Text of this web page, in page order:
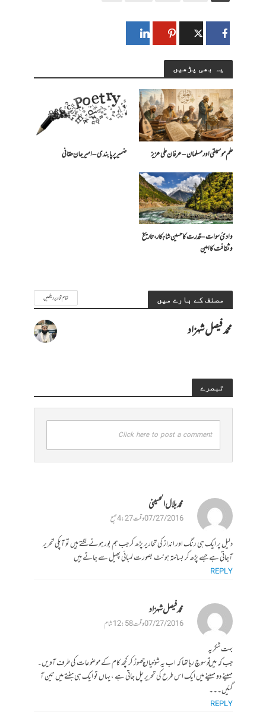
یہ بھی پڑھیں
علم موسیقی اور مسلمان – عرفان علی عزیز ضمیر پر پابندی – امیرجان حقانی
وادیٔ سوات – قدرت کا حسین شاہکار، تاریخ
و ثقافت کا امین
مصنف کے بارے میں تمام تحاریر دیکھیں
محمد فیصل شہزاد
تبصرے
Click here to post a comment
محمدبلال الحسینی
07/27/2016 وقت 4:27 صبح
دلیل پر ایک هی رنگ اور انداز کی تحاریر پڑھ کر جب هم بور هونے لگتے هیں تو آپکی تحریر
آجاتی هے جسے پڑھ کر بساخته هونٹ بصورت لمبائی پھیل سے جاتے هیں
REPLY
محمد فیصل شہزاد
07/27/2016 وقت 12:58 شام
بہت شکریہ
جب کہ میں تو سوچ رہا تھا کہ اب یہ شوخیاں چھوڑ کر کچھ کام کے موضوعات کی طرف آویں۔
مہینے دو مہینے میں ایک اس طرح کی تحریر چل جاتی ہے ، یہاں تو ایک ہی ہفتے میں تین آ
گئیں۔۔۔
REPLY